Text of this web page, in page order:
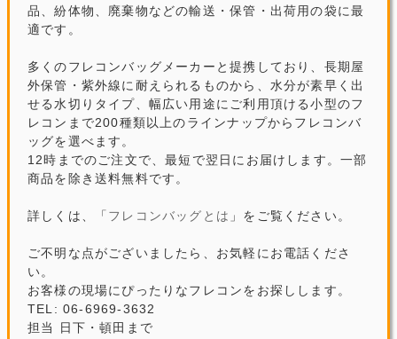
品、紛体物、廃棄物などの輸送・保管・出荷用の袋に最
適です。
多くのフレコンバッグメーカーと提携しており、長期屋
外保管・紫外線に耐えられるものから、水分が素早く出
せる水切りタイプ、幅広い用途にご利用頂ける小型のフ
レコンまで200種類以上のラインナップからフレコンバ
ッグを選べます。
12時までのご注文で、最短で翌日にお届けします。一部
商品を除き送料無料です。
詳しくは、「フレコンバッグとは 」をご覧ください。
ご不明な点がございましたら、お気軽にお電話くださ
い。
お客様の現場にぴったりなフレコンをお探しします。
TEL: 06-6969-3632
担当 日下・頓田まで